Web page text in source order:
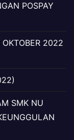
POSPAY
2022
SMK NU